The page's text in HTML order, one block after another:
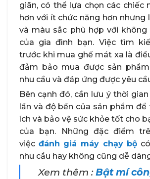
giãn, có thể lựa chọn các chiếc
hơn với ít chức năng hơn nhưng
và màu sắc phù hợp với
của gia đình bạn. Việc tìm
trước khi mua ghế mát xa là
đảm bảo mua được sản
nhu cầu và đáp ứng được yêu
Bên cạnh đó, cần lưu ý thời
lần và độ bền của sản phẩm
ích và bảo vệ sức khỏe tốt cho
của bạn. Những đặc điểm
việc đánh giá máy chạy bộ
nhu cầu hay không cũng dễ
Xem thêm :Bật mí